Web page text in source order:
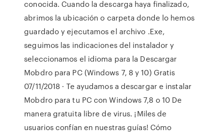
conocida. Cuando la descarga haya finalizado,
abrimos la ubicación o carpeta donde lo hemos
guardado y ejecutamos el archivo .Exe,
seguimos las indicaciones del instalador y
seleccionamos el idioma para la Descargar
Mobdro para PC (Windows 7, 8 y 10) Gratis
07/11/2018 · Te ayudamos a descargar e instalar
Mobdro para tu PC con Windows 7,8 o 10 De
manera gratuita libre de virus. ¡Miles de
usuarios confían en nuestras guías! Cómo